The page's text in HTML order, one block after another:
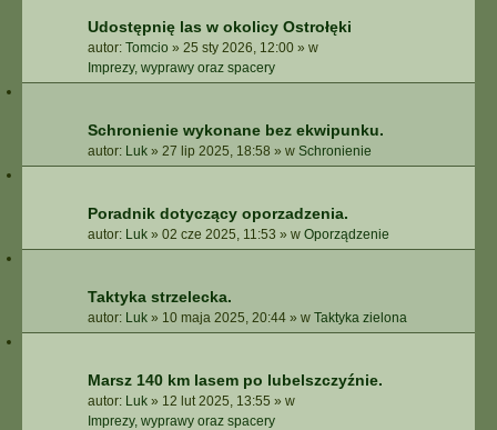
Udostępnię las w okolicy Ostrołęki
autor: Tomcio » 25 sty 2026, 12:00 » w
Imprezy, wyprawy oraz spacery
Schronienie wykonane bez ekwipunku.
autor: Luk » 27 lip 2025, 18:58 » w Schronienie
Poradnik dotyczący oporzadzenia.
autor: Luk » 02 cze 2025, 11:53 » w Oporządzenie
Taktyka strzelecka.
autor: Luk » 10 maja 2025, 20:44 » w Taktyka zielona
Marsz 140 km lasem po lubelszczyźnie.
autor: Luk » 12 lut 2025, 13:55 » w
Imprezy, wyprawy oraz spacery